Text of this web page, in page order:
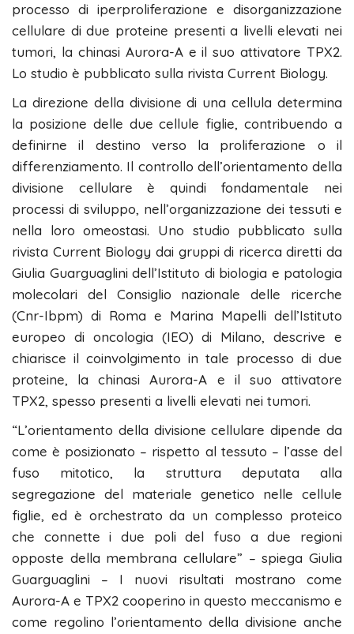
processo di iperproliferazione e disorganizzazione
cellulare di due proteine presenti a livelli elevati nei
tumori, la chinasi Aurora-A e il suo attivatore TPX2.
Lo studio è pubblicato sulla rivista Current Biology.
La direzione della divisione di una cellula determina
la posizione delle due cellule figlie, contribuendo a
definirne il destino verso la proliferazione o il
differenziamento. Il controllo dell’orientamento della
divisione cellulare è quindi fondamentale nei
processi di sviluppo, nell’organizzazione dei tessuti e
nella loro omeostasi. Uno studio pubblicato sulla
rivista Current Biology dai gruppi di ricerca diretti da
Giulia Guarguaglini dell’Istituto di biologia e patologia
molecolari del Consiglio nazionale delle ricerche
(Cnr-Ibpm) di Roma e Marina Mapelli dell’Istituto
europeo di oncologia (IEO) di Milano, descrive e
chiarisce il coinvolgimento in tale processo di due
proteine, la chinasi Aurora-A e il suo attivatore
TPX2, spesso presenti a livelli elevati nei tumori.
“L’orientamento della divisione cellulare dipende da
come è posizionato – rispetto al tessuto – l’asse del
fuso mitotico, la struttura deputata alla
segregazione del materiale genetico nelle cellule
figlie, ed è orchestrato da un complesso proteico
che connette i due poli del fuso a due regioni
opposte della membrana cellulare” – spiega Giulia
Guarguaglini – I nuovi risultati mostrano come
Aurora-A e TPX2 cooperino in questo meccanismo e
come regolino l’orientamento della divisione anche